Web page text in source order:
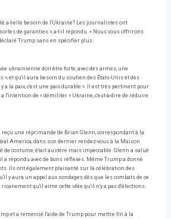
a-t-elle besoin de l'Ukraine? Les journalistes ont
de garanties », a-t-il répondu. « Nous vous offrirons
Trump sans en spécifier plus.
ukrainienne doit être forte, avec des armes, une
et qu'il aura besoin du soutien des États-Unis et des
a la paix, c'est une paix durable ». Il est très pertinent pour
l'intention de « démiliter » Ukraine, c'est-à-dire de réduire
reçu une réprimande de Brian Glenn, correspondant à la
America, dans son dernier rendez-vous à la Maison
de costume, était austère mais impeccable. Glenn a salué
a répondu avec de bons réflexes. Même Trump a donné
Ils ont également plaisanté sur la célébration des
y aura un appel aux sondages dès que les combats de ce
qu'il aime cette idée qu'il n'y a pas d'élections.
et a remercié l'aide de Trump pour mettre fin à la